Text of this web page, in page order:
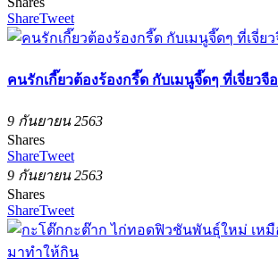
ShareTweet
คนรักเกี๊ยวต้องร้องกรี๊ด กับเมนูจี๊ดๆ ที่เจี่ยวจือ
9 กันยายน 2563
Shares
ShareTweet
9 กันยายน 2563
Shares
ShareTweet